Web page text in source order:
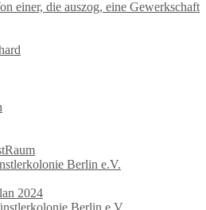
einer, die auszog, eine Gewerkschaft
Berlin e.V.
2024
Berlin e.V.